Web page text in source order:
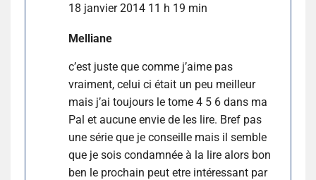
18 janvier 2014 11 h 19 min
Melliane
c’est juste que comme j’aime pas
vraiment, celui ci était un peu meilleur
mais j’ai toujours le tome 4 5 6 dans ma
Pal et aucune envie de les lire. Bref pas
une série que je conseille mais il semble
que je sois condamnée à la lire alors bon
ben le prochain peut etre intéressant par